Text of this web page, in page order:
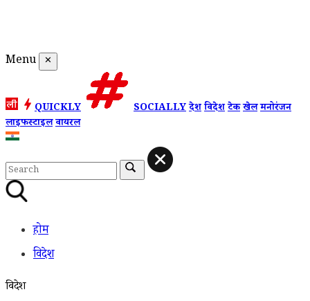
Menu ✕
QUICKLY SOCIALLYदेशविदेशटेकखेलमनोरंजन
लाइफस्टाइलवायरल
होम
विदेश
विदेश